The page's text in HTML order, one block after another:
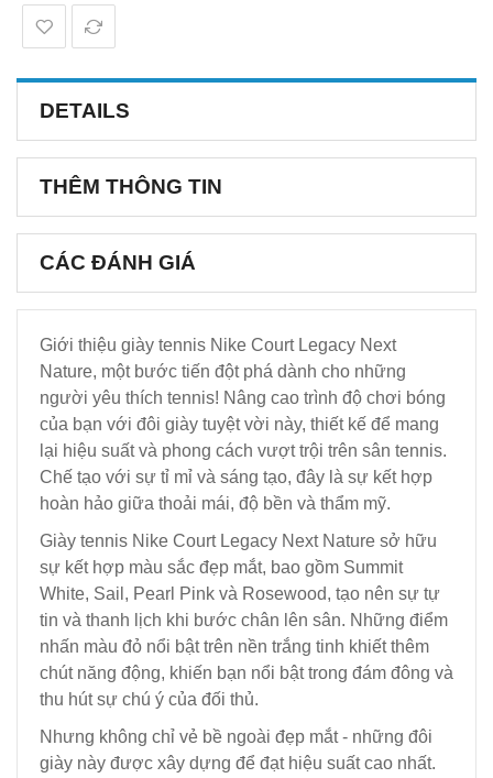
DETAILS
THÊM THÔNG TIN
CÁC ĐÁNH GIÁ
Giới thiệu giày tennis Nike Court Legacy Next
Nature, một bước tiến đột phá dành cho những
người yêu thích tennis! Nâng cao trình độ chơi bóng
của bạn với đôi giày tuyệt vời này, thiết kế để mang
lại hiệu suất và phong cách vượt trội trên sân tennis.
Chế tạo với sự tỉ mỉ và sáng tạo, đây là sự kết hợp
hoàn hảo giữa thoải mái, độ bền và thẩm mỹ.
Giày tennis Nike Court Legacy Next Nature sở hữu
sự kết hợp màu sắc đẹp mắt, bao gồm Summit
White, Sail, Pearl Pink và Rosewood, tạo nên sự tự
tin và thanh lịch khi bước chân lên sân. Những điểm
nhấn màu đỏ nổi bật trên nền trắng tinh khiết thêm
chút năng động, khiến bạn nổi bật trong đám đông và
thu hút sự chú ý của đối thủ.
Nhưng không chỉ vẻ bề ngoài đẹp mắt - những đôi
giày này được xây dựng để đạt hiệu suất cao nhất.